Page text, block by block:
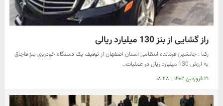
راز گشایی از بنز 130 میلیارد ریالی
رکنا : جانشین فرمانده انتظامی استان اصفهان از توقیف یک دستگاه خودروی بنز قاچاق
به ارزش 130 میلیارد ریال در عملیات…
۲۱ فروردین ۱۴۰۲ | ۱۸:۲۸